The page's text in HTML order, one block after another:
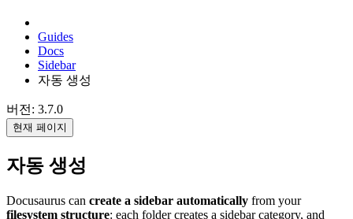
Guides
Docs
Sidebar
자동 생성
버전: 3.7.0
현재 페이지
자동 생성
Docusaurus can create a sidebar automatically from your
filesystem structure: each folder creates a sidebar category, and